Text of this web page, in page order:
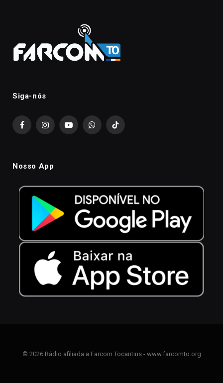
Siga-nós
FacebookInstagramYouTubeWhatsAppTikTok
Nosso App
© 2026 Rádio afiliada a Farcom Tocantins - www.farcomto.org